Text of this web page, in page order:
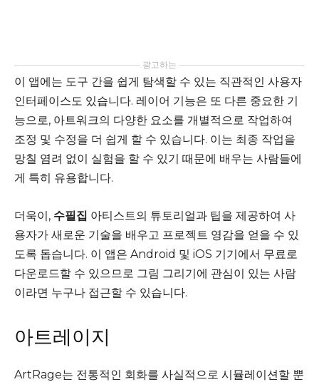
광고하는
이 앱에는 도구 간을 쉽게 탐색할 수 있는 직관적인 사용자
인터페이스도 있습니다. 레이어 기능은 또 다른 중요한 기
능으로, 아트워크의 다양한 요소를 개별적으로 작업하여
조정 및 수정을 더 쉽게 할 수 있습니다. 이는 최종 작업을
망칠 염려 없이 실험을 할 수 있기 때문에 배우는 사람들에
게 특히 유용합니다.
더욱이, 수필집 아티스트의 튜토리얼과 팁을 제공하여 사
용자가 새로운 기술을 배우고 프로젝트 영감을 얻을 수 있
도록 돕습니다. 이 앱은 Android 및 iOS 기기에서 무료로
다운로드할 수 있으므로 그림 그리기에 관심이 있는 사람
이라면 누구나 접근할 수 있습니다.
아트레이지
ArtRage는 전통적인 회화를 사실적으로 시뮬레이션할 뿐